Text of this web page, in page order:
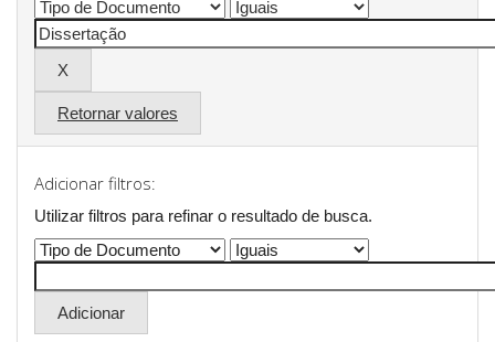
Retornar valores
Adicionar filtros:
Utilizar filtros para refinar o resultado de busca.